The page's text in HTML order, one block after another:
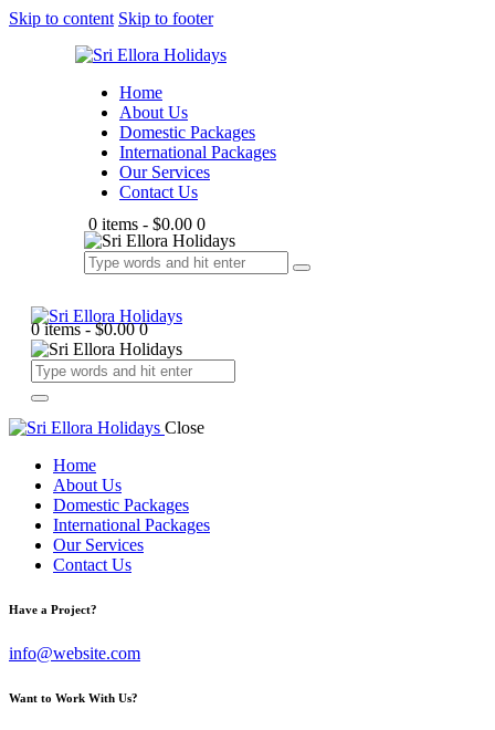
Skip to content Skip to footer
Home
About Us
Domestic Packages
International Packages
Our Services
Contact Us
0 items - $0.00 0
0 items-$0.00 0
Close
Home
About Us
Domestic Packages
International Packages
Our Services
Contact Us
Have a Project?
info@website.com
Want to Work With Us?